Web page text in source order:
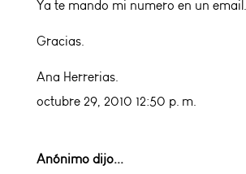
Ya te mando mi numero en un email.
Gracias.
Ana Herrerias.
octubre 29, 2010 12:50 p. m.
Anónimo dijo...